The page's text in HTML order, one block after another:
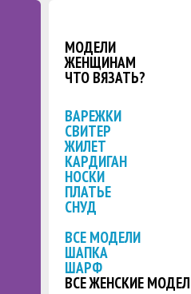
МОДЕЛИ
ЖЕНЩИНАМ
ЧТО ВЯЗАТЬ?
ВАРЕЖКИ
СВИТЕР
ЖИЛЕТ
КАРДИГАН
НОСКИ
ПЛАТЬЕ
СНУД
ВСЕ МОДЕЛИ
ШАПКА
ШАРФ
ВСЕ ЖЕНСКИЕ